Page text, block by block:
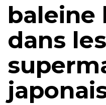
baleine
dans les